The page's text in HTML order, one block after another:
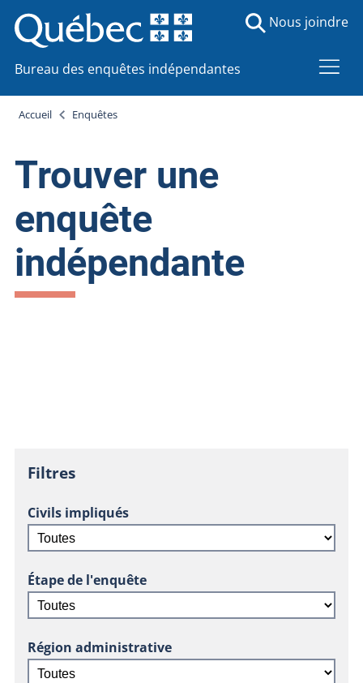
Bureau des enquêtes indépendantes
Nous joindre
Accueil Enquêtes
Trouver une
enquête
indépendante
Filtres
Civils impliqués
Étape de l'enquête
Région administrative